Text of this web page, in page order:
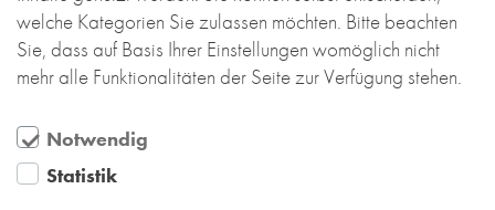
gegen den Himmel öffnende Hauptfenster.
Das Gebäude besteht aus Beton und Backstein –
einem Skelett und einer Haut. Die Backstein-Haut
Licht und Luft einzulassen. Diese Haut definiert eine
Grenze, die offen und geschlossen zugleich ist.
welche Kategorien Sie zulassen möchten. Bitte beachten
Sie, dass auf Basis Ihrer Einstellungen womöglich nicht
mehr alle Funktionalitäten der Seite zur Verfügung stehen.
Notwendig
Statistik